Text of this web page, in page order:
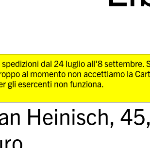
dal 24 luglio all'8 settembre.
al momento non accettiamo la
gli esercenti non funziona.
Heinisch,45